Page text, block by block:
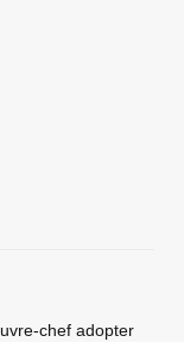
chef adopter